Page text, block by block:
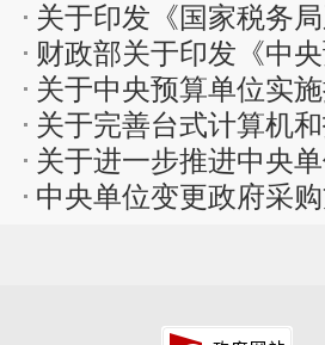
通知
关于印发《国家税务
行）》...
财政部关于印发《中
的通知
关于中央预算单位实
关于完善台式计算机
知
关于进一步推进中央
中央单位变更政府采